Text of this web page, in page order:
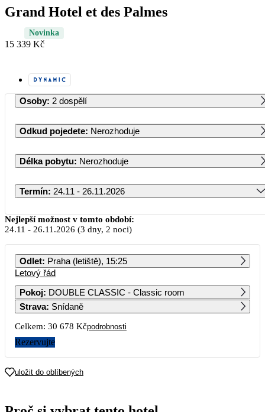
Grand Hotel et des Palmes
Novinka
15 339 Kč
Osoby: 2 dospělí
Odkud pojedete: Nerozhoduje
Délka pobytu: Nerozhoduje
Termín: 24.11 - 26.11.2026
Listopad 2026
PO ÚT ST ČT PÁ SO NE
27 859
2 3
9
38 859
16
34 599
17
16 179
32 719 15 339 22 819 16 089
Nejlepší možnost v tomto období:
24.11 - 26.11.2026 (3 dny, 2 noci)
Odlet: Praha (letiště), 15:25
Letový řád
Pokoj: DOUBLE CLASSIC - Classic room
Strava: Snídaně
Celkem: 30 678 Kčpodrobnosti
Rezervujte
uložit do oblíbených